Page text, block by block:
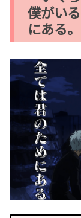
僕がい
にある